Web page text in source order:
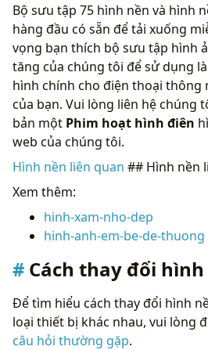
Bộ sưu tập 75 hình nền và hình
hàng đầu có sẵn để tải xuống
vọng bạn thích bộ sưu tập hình
tăng của chúng tôi để sử dụng
hình chính cho điện thoại thông
của bạn. Vui lòng liên hệ chúng
bản một Phim hoạt hình điên
web của chúng tôi.
Hình nền liên quan ## Hình nền
Xem thêm:
hinh-xam-nho-dep
hinh-anh-em-be-de-thuong
Cách thay đổi
Để tìm hiểu cách thay đổi hình
loại thiết bị khác nhau, vui lòng
câu hỏi thường gặp.